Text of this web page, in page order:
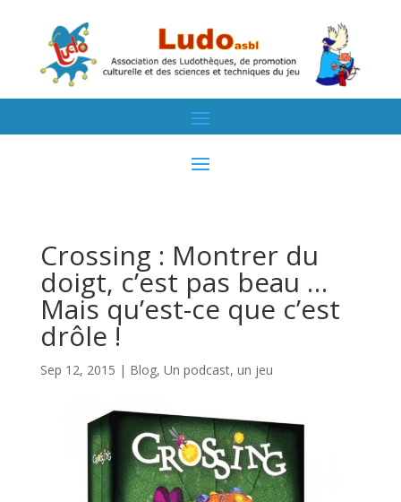
Crossing : Montrer du
doigt, c’est pas beau …
Mais qu’est-ce que c’est
drôle !
Sep 12, 2015 | Blog, Un podcast, un jeu